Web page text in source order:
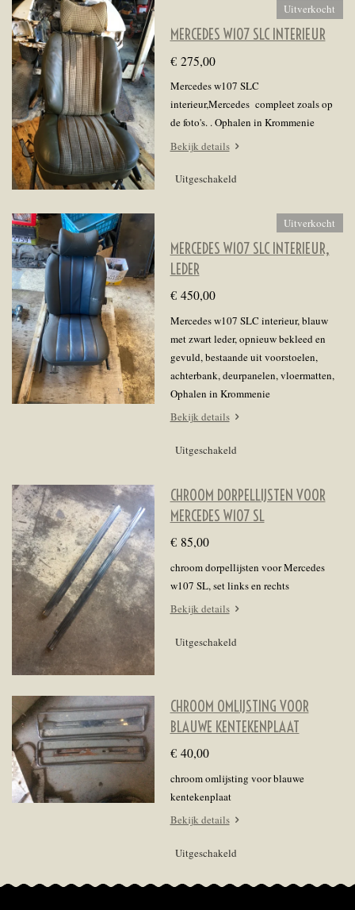
Uitverkocht
MERCEDES W107 SLC INTERIEUR
€ 275,00
Mercedes w107 SLC
interieur,Mercedes compleet zoals op
de foto's. . Ophalen in Krommenie
Bekijk details
Uitgeschakeld
Uitverkocht
MERCEDES W107 SLC INTERIEUR,
LEDER
€ 450,00
Mercedes w107 SLC interieur, blauw
met zwart leder, opnieuw bekleed en
gevuld, bestaande uit voorstoelen,
achterbank, deurpanelen, vloermatten,
Ophalen in Krommenie
Bekijk details
Uitgeschakeld
CHROOM DORPELLIJSTEN VOOR
MERCEDES W107 SL
€ 85,00
chroom dorpellijsten voor Mercedes
w107 SL, set links en rechts
Bekijk details
Uitgeschakeld
CHROOM OMLIJSTING VOOR
BLAUWE KENTEKENPLAAT
€ 40,00
chroom omlijsting voor blauwe
kentekenplaat
Bekijk details
Uitgeschakeld